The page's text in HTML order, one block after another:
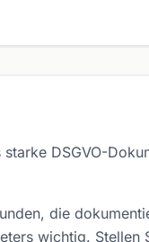
DSGVO-
die
wichtig. Stellen